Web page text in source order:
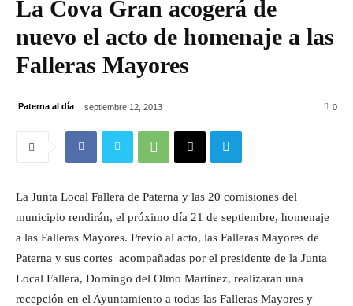
La Cova Gran acogerá de
nuevo el acto de homenaje a las
Falleras Mayores
Paterna al día septiembre 12, 2013 0
La Junta Local Fallera de Paterna y las 20 comisiones del
municipio rendirán, el próximo día 21 de septiembre, homenaje
a las Falleras Mayores. Previo al acto, las Falleras Mayores de
Paterna y sus cortes acompañadas por el presidente de la Junta
Local Fallera, Domingo del Olmo Martinez, realizaran una
recepción en el Ayuntamiento a todas las Falleras Mayores y